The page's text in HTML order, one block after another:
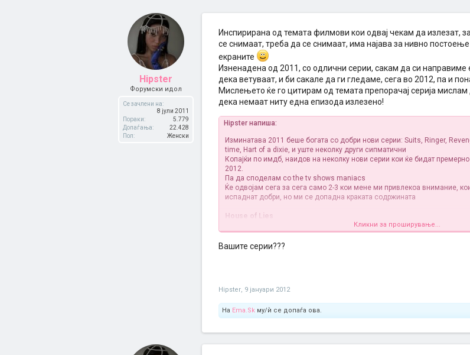
Hipster
Форумски идол
Се зачлени на:
8 јули 2011
Пораки:
5.779
Допаѓања:
22.428
Пол:
Женски
Инспирирана од темата филмови кои одвај чекам да излезат,
се снимаат, треба да се снимаат, има најава за нивно
екраните
Изненадена од 2011, со одлични серии, сакам да си
дека ветуваат, и би сакале да ги гледаме, сега во 2012, па и
Мислењето ќе го цитирам од темата препорачај серија
дека немаат ниту една епизода излезено!
Hipster напиша:
Изминатава 2011 беше богата со добри нови серии: Suits, Ringer,
time, Hart of a dixie, и уште неколку други сипматични
Копајќи по имдб, наидов на неколку нови серии кои ќе бидат
2012.
Па да споделам со the tv shows maniacs
Ќе одвојам сега за сега само 2-3 кои мене ми привлeкоа внимание,
испаднат добри, но ми се допадна краката содржината
House of Lies
The Firm
Кликни за проширување...
Вашите серии???
Hipster, 9 јануари 2012
На Ema.Sk му/ѝ се допаѓа ова.